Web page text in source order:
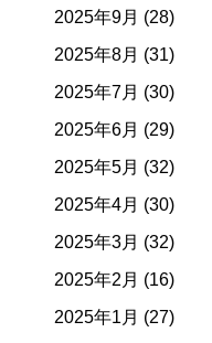
2025年9月 (28)
2025年8月 (31)
2025年7月 (30)
2025年6月 (29)
2025年5月 (32)
2025年4月 (30)
2025年3月 (32)
2025年2月 (16)
2025年1月 (27)